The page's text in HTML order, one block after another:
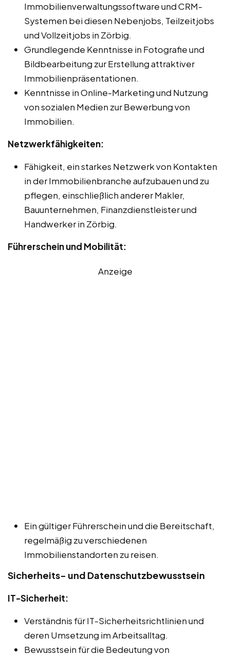
Immobilienverwaltungssoftware und CRM-
Systemen bei diesen Nebenjobs, Teilzeitjobs
und Vollzeitjobs in Zörbig.
Grundlegende Kenntnisse in Fotografie und
Bildbearbeitung zur Erstellung attraktiver
Immobilienpräsentationen.
Kenntnisse in Online-Marketing und Nutzung
von sozialen Medien zur Bewerbung von
Immobilien.
Netzwerkfähigkeiten:
Fähigkeit, ein starkes Netzwerk von Kontakten
in der Immobilienbranche aufzubauen und zu
pflegen, einschließlich anderer Makler,
Bauunternehmen, Finanzdienstleister und
Handwerker in Zörbig.
Führerschein und Mobilität:
Anzeige
Ein gültiger Führerschein und die Bereitschaft,
regelmäßig zu verschiedenen
Immobilienstandorten zu reisen.
Sicherheits- und Datenschutzbewusstsein
IT-Sicherheit:
Verständnis für IT-Sicherheitsrichtlinien und
deren Umsetzung im Arbeitsalltag.
Bewusstsein für die Bedeutung von